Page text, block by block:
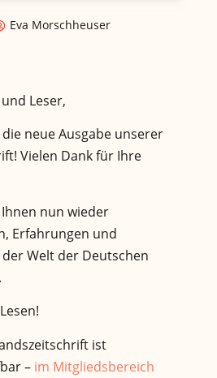
Eva Morschheuser
Leser,
neue Ausgabe unserer
Vielen Dank für Ihre
nun wieder
Erfahrungen und
Welt der Deutschen
ist
– im Mitgliedsbereich